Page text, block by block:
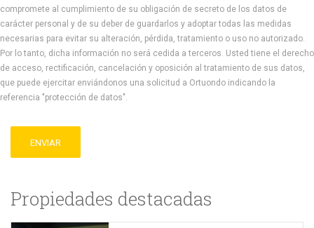
compromete al cumplimiento de su obligación de secreto de los datos de
carácter personal y de su deber de guardarlos y adoptar todas las medidas
necesarias para evitar su alteración, pérdida, tratamiento o uso no autorizado.
Por lo tanto, dicha información no será cedida a terceros. Usted tiene el derecho
de acceso, rectificación, cancelación y oposición al tratamiento de sus datos,
que puede ejercitar enviándonos una solicitud a Ortuondo indicando la
referencia "protección de datos".
ENVIAR
Propiedades destacadas